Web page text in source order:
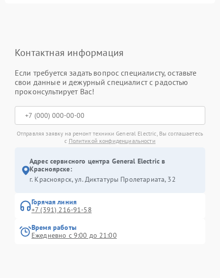
Контактная информация
Если требуется задать вопрос специалисту, оставьте
свои данные и дежурный специалист с радостью
проконсультирует Вас!
Отправляя заявку на ремонт техники General Electric, Вы соглашаетесь
с Политикой конфиденциальности
Адрес сервисного центра General Electric в
Красноярске:
г. Красноярск, ул. Диктатуры Пролетариата, 32
Горячая линия
+7 (391) 216-91-58
Время работы
Ежедневно с 9:00 до 21:00